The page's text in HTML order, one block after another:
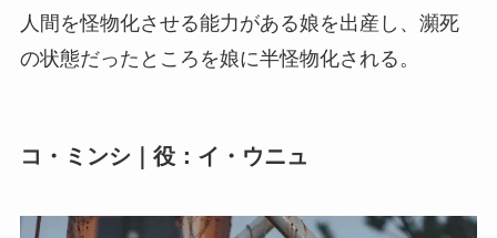
人間を怪物化させる能力がある娘を出産し、瀕死
の状態だったところを娘に半怪物化される。
コ・ミンシ｜役：イ・ウニュ